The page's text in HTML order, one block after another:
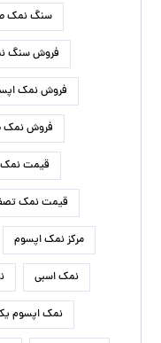
سنگ نمک
فروش سنگ
فروش نمک
فروش نمک
قیمت نمک
قیمت نمک
مرکز نمک اپسوم
نمک اسبی
نمک اپسوم